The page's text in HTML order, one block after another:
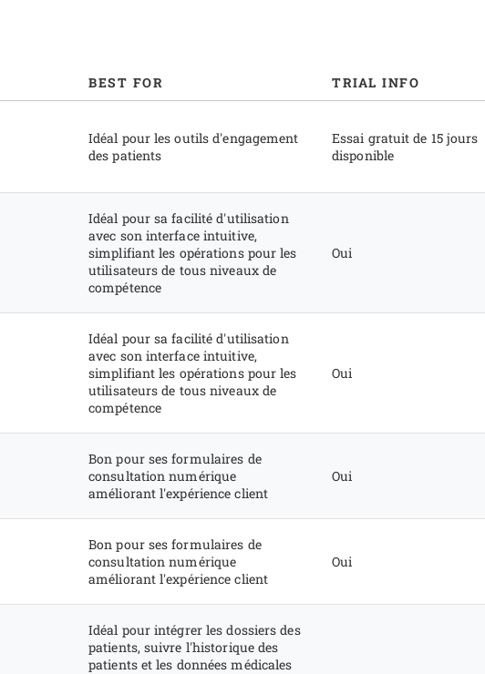
BEST FOR TRIAL INFO
Idéal pour les outils d'engagement
des patients
Essai gratuit de 15 jours
disponible
Idéal pour sa facilité d'utilisation
avec son interface intuitive,
simplifiant les opérations pour les
utilisateurs de tous niveaux de
compétence
Oui
Idéal pour sa facilité d'utilisation
avec son interface intuitive,
simplifiant les opérations pour les
utilisateurs de tous niveaux de
compétence
Oui
Bon pour ses formulaires de
consultation numérique
améliorant l'expérience client
Oui
Bon pour ses formulaires de
consultation numérique
améliorant l'expérience client
Oui
Idéal pour intégrer les dossiers des
patients, suivre l'historique des
patients et les données médicales